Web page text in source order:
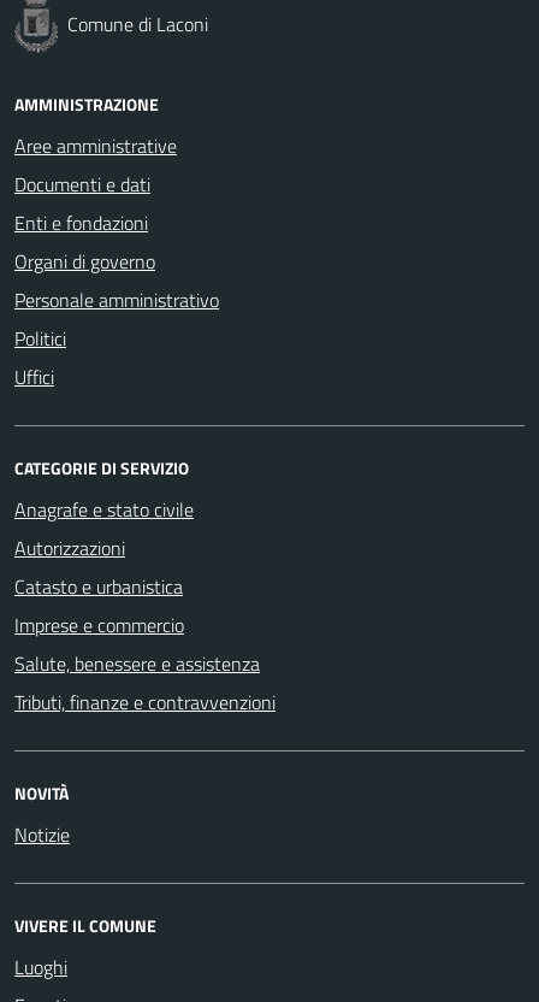
Comune di Laconi
AMMINISTRAZIONE
Aree amministrative
Documenti e dati
Enti e fondazioni
Organi di governo
Personale amministrativo
Politici
Uffici
CATEGORIE DI SERVIZIO
Anagrafe e stato civile
Autorizzazioni
Catasto e urbanistica
Imprese e commercio
Salute, benessere e assistenza
Tributi, finanze e contravvenzioni
NOVITÀ
Notizie
VIVERE IL COMUNE
Luoghi